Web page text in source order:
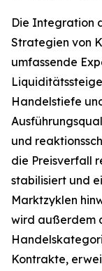
Die Integration
Strategien von
umfassende
Handelstiefe
und
die Preisverfall
stabilisiert und
Marktzyklen
wird außerdem
Kontrakte,